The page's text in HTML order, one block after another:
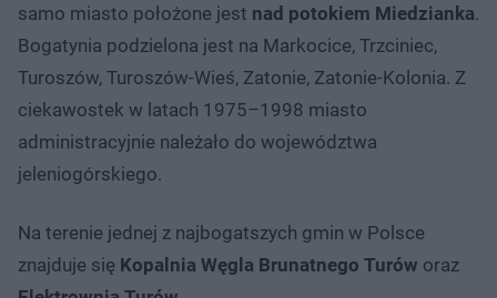
samo miasto położone jest nad potokiem Miedzianka.
Bogatynia podzielona jest na Markocice, Trzciniec,
Turoszów, Turoszów-Wieś, Zatonie, Zatonie-Kolonia. Z
ciekawostek w latach 1975–1998 miasto
administracyjnie należało do województwa
jeleniogórskiego.
Na terenie jednej z najbogatszych gmin w Polsce
znajduje się Kopalnia Węgla Brunatnego Turów oraz